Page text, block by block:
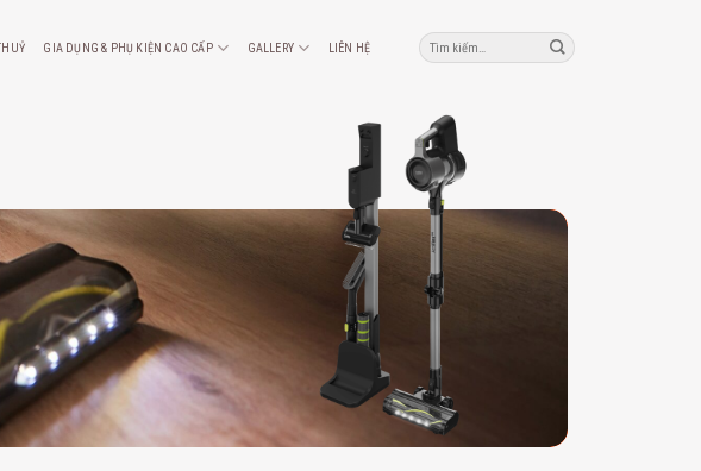
GIA DỤNG & PHỤ KIỆN CAO CẤP GALLERY LIÊN HỆ
Tìm
kiếm: